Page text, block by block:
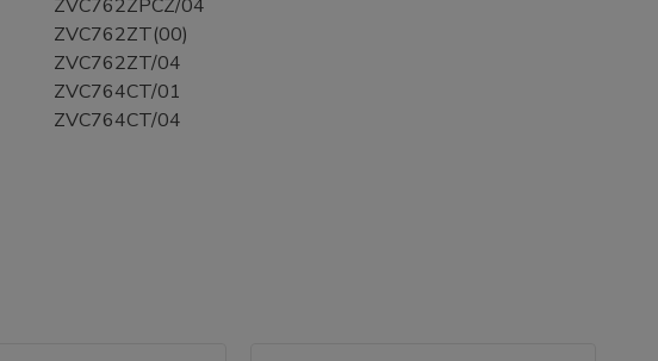
ZVC762ZPCZ/04
ZVC762ZT(00)
ZVC762ZT/04
ZVC764CT/01
ZVC764CT/04